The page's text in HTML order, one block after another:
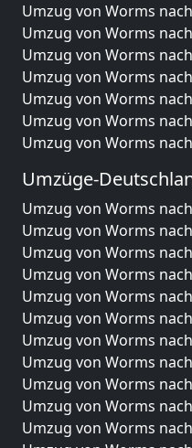
Umzug von Worms
Umzug von Worms
Umzug von Worms
Umzug von Worms
Umzug von Worms
Umzug von Worms
Umzug von Worms
Umzüge-
Umzug von Worms
Umzug von Worms
Umzug von Worms
Umzug von Worms
Umzug von Worms
Umzug von Worms
Umzug von Worms
Umzug von Worms
Umzug von Worms
Umzug von Worms
Umzug von Worms